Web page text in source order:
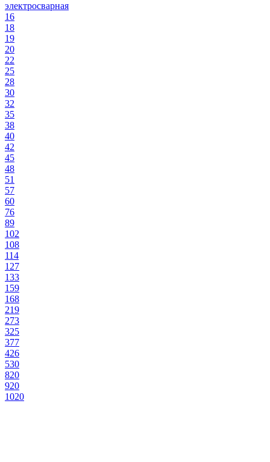
электросварная
16
18
19
20
22
25
28
30
32
35
38
40
42
45
48
51
57
60
76
89
102
108
114
127
133
159
168
219
273
325
377
426
530
820
920
1020